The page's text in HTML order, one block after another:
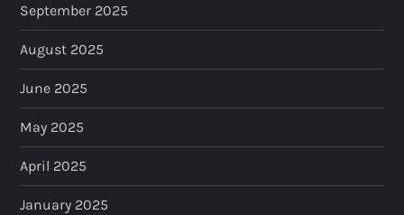
September 2025
August 2025
June 2025
May 2025
April 2025
January 2025